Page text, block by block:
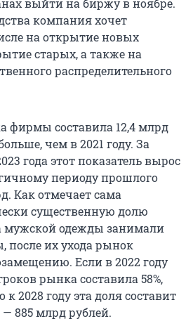
выйти на биржу в ноябре.
компания хочет
на открытие новых
старых, а также на
распределительного
фирмы составила 12,4 млрд
чем в 2021 году. За
года этот показатель вырос
периоду прошлого
Как отмечает сама
существенную долю
мужской одежды занимали
после их ухода рынок
Если в 2022 году
рынка составила 58%,
2028 году эта доля составит
885 млрд рублей.